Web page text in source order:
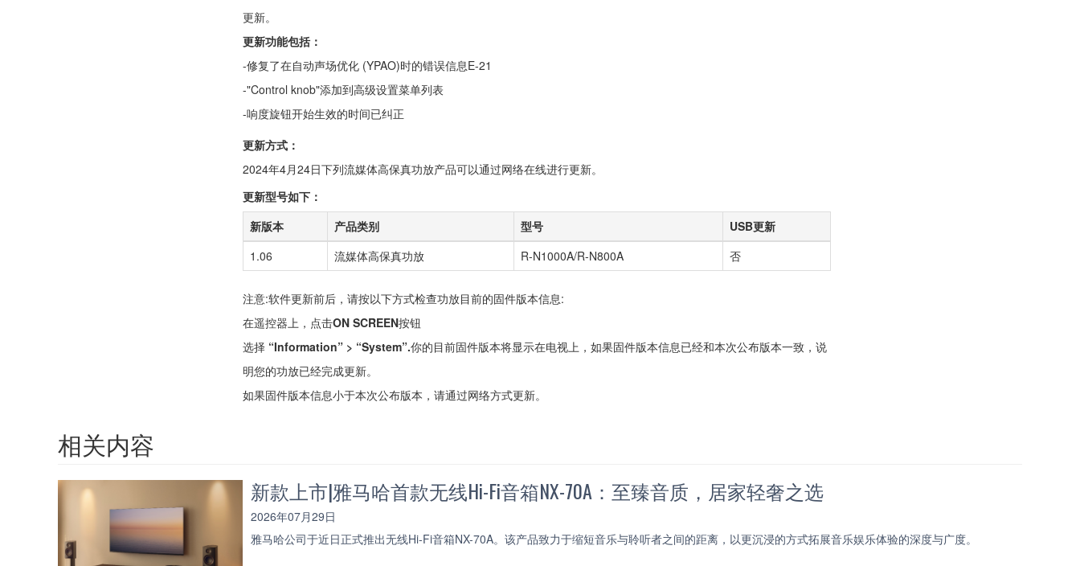
更新。
更新功能包括：
-修复了在自动声场优化 (YPAO)时的错误信息E-21
-"Control knob"添加到高级设置菜单列表
-响度旋钮开始生效的时间已纠正
更新方式：
2024年4月24日下列流媒体高保真功放产品可以通过网络在线进行更新。
更新型号如下：
新版本
产品类别 型号
USB更新
1.06
流媒体高保真功放 R-N1000A/R-N800A 否
注意:软件更新前后，请按以下方式检查功放目前的固件版本信息:
在遥控器上，点击ON SCREEN按钮
选择 “Information” > “System”.你的目前固件版本将显示在电视上，如果固件版本信息已经和本次公布版本一致，说
明您的功放已经完成更新。
如果固件版本信息小于本次公布版本，请通过网络方式更新。
相关内容
新款上市|雅马哈首款无线Hi-Fi音箱NX-70A：至臻音质，居家轻奢之选
2026年07月29日
雅马哈公司于近日正式推出无线Hi-Fi音箱NX-70A。该产品致力于缩短音乐与聆听者之间的距离，以更沉浸的方式拓展音乐娱乐体验的深度与广度。